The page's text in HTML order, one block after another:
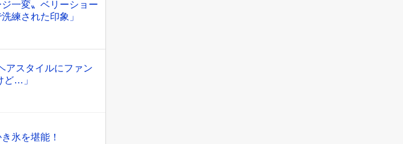
一変〟ベリーショー
練された印象」
アスタイルにファン
ど…」
氷を堪能！